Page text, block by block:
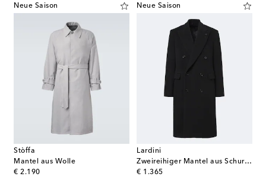
Neue Saison
Stòffa
Mantel aus Wolle
€ 2.190
original price
Neue Saison
Lardini
Zweireihiger Mantel aus Schurwolle
€ 1.365
original price